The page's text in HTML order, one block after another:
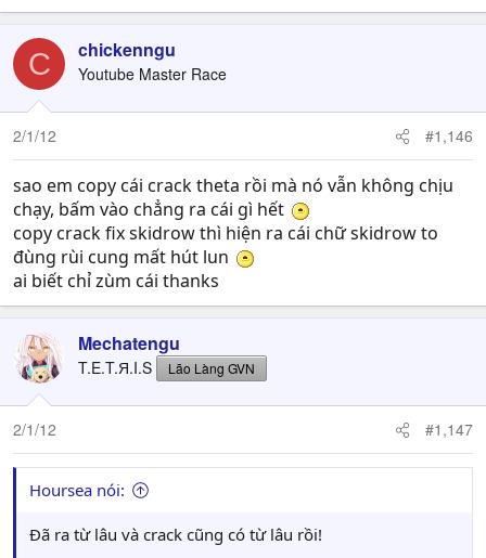
C chickenngu
Youtube Master Race
2/1/12 #1,146
sao em copy cái crack theta rồi mà nó vẫn không chịu
chạy, bấm vào chẳng ra cái gì hết
copy crack fix skidrow thì hiện ra cái chữ skidrow to
đùng rùi cung mất hút lun
ai biết chỉ zùm cái thanks
Mechatengu
T.E.T.Я.I.S Lão Làng GVN
2/1/12 #1,147
Hoursea nói:
Đã ra từ lâu và crack cũng có từ lâu rồi!